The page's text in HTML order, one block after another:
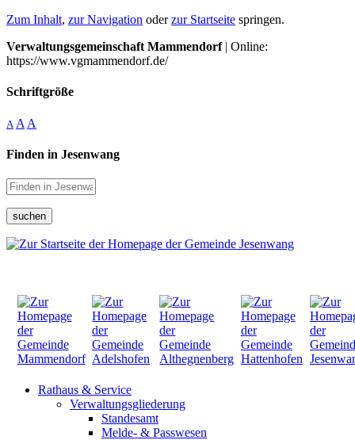
Zum Inhalt, zur Navigation oderzur Startseite springen.
Verwaltungsgemeinschaft Mammendorf| Online:
https://www.vgmammendorf.de/
Schriftgröße
A A A
Finden in Jesenwang
suchen
Rathaus & Service
Verwaltungsgliederung
Standesamt
Melde- & Passwesen